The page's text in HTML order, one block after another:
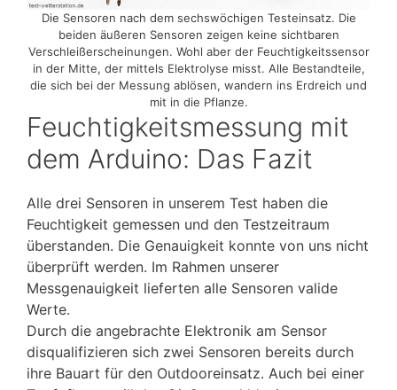
Die Sensoren nach dem sechswöchigen Testeinsatz. Die
beiden äußeren Sensoren zeigen keine sichtbaren
Verschleißerscheinungen. Wohl aber der Feuchtigkeitssensor
in der Mitte, der mittels Elektrolyse misst. Alle Bestandteile,
die sich bei der Messung ablösen, wandern ins Erdreich und
mit in die Pflanze.
Feuchtigkeitsmessung mit
dem Arduino: Das Fazit
Alle drei Sensoren in unserem Test haben die
Feuchtigkeit gemessen und den Testzeitraum
überstanden. Die Genauigkeit konnte von uns nicht
überprüft werden. Im Rahmen unserer
Messgenauigkeit lieferten alle Sensoren valide
Werte.
Durch die angebrachte Elektronik am Sensor
disqualifizieren sich zwei Sensoren bereits durch
ihre Bauart für den Outdooreinsatz. Auch bei einer